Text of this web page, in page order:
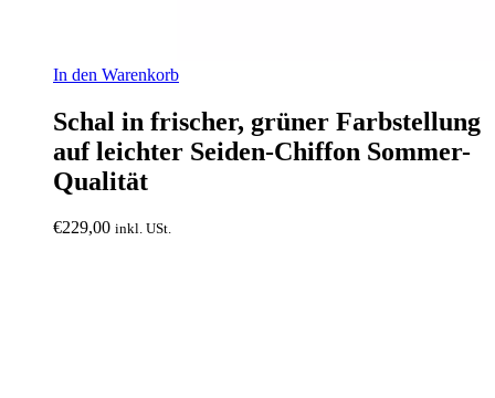
In den Warenkorb
Schal in frischer, grüner Farbstellung
auf leichter Seiden-Chiffon Sommer-
Qualität
€229,00 inkl. USt.